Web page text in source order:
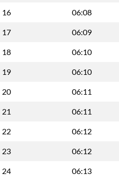
16 06:08
17 06:09
18 06:10
19 06:10
20 06:11
21 06:11
22 06:12
23 06:12
24 06:13